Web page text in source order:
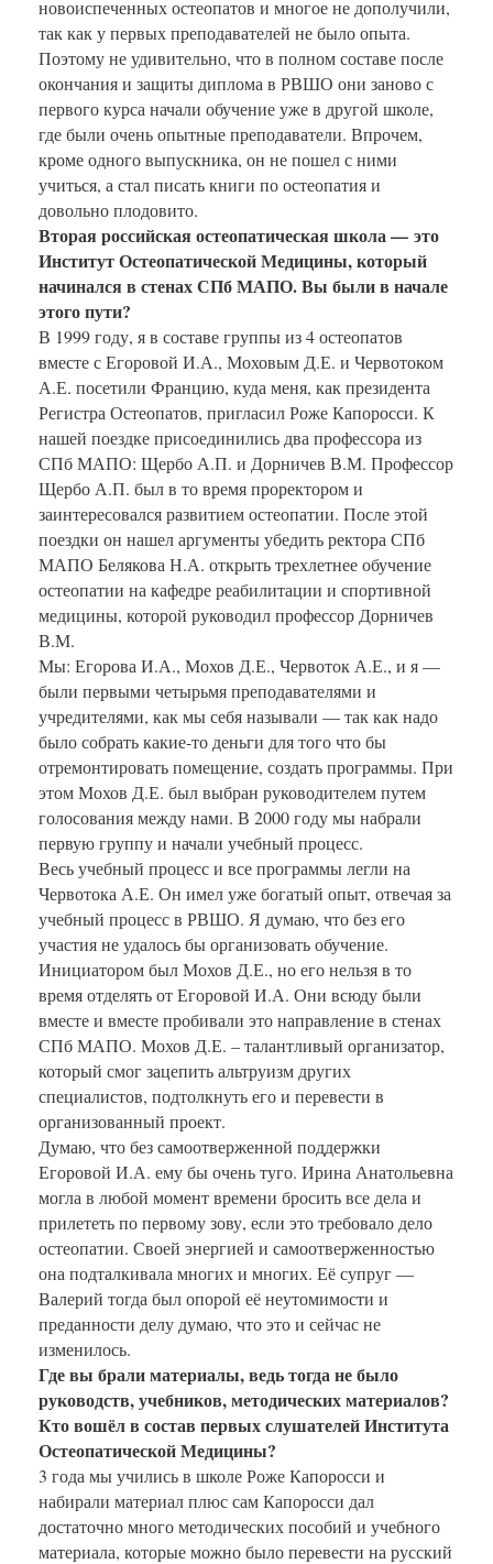
новоиспеченных остеопатов и многое не дополучили,
так как у первых преподавателей не было опыта.
Поэтому не удивительно, что в полном составе после
окончания и защиты диплома в РВШО они заново с
первого курса начали обучение уже в другой школе,
где были очень опытные преподаватели. Впрочем,
кроме одного выпускника, он не пошел с ними
учиться, а стал писать книги по остеопатия и
довольно плодовито.
Вторая российская остеопатическая школа — это
Институт Остеопатической Медицины, который
начинался в стенах СПб МАПО. Вы были в начале
этого пути?
В 1999 году, я в составе группы из 4 остеопатов
вместе с Егоровой И.А., Моховым Д.Е. и Червотоком
А.Е. посетили Францию, куда меня, как президента
Регистра Остеопатов, пригласил Роже Капоросси. К
нашей поездке присоединились два профессора из
СПб МАПО: Щербо А.П. и Дорничев В.М. Профессор
Щербо А.П. был в то время проректором и
заинтересовался развитием остеопатии. После этой
поездки он нашел аргументы убедить ректора СПб
МАПО Белякова Н.А. открыть трехлетнее обучение
остеопатии на кафедре реабилитации и спортивной
медицины, которой руководил профессор Дорничев
В.М.
Мы: Егорова И.А., Мохов Д.Е., Червоток А.Е., и я —
были первыми четырьмя преподавателями и
учредителями, как мы себя называли — так как надо
было собрать какие-то деньги для того что бы
отремонтировать помещение, создать программы. При
этом Мохов Д.Е. был выбран руководителем путем
голосования между нами. В 2000 году мы набрали
первую группу и начали учебный процесс.
Весь учебный процесс и все программы легли на
Червотока А.Е. Он имел уже богатый опыт, отвечая за
учебный процесс в РВШО. Я думаю, что без его
участия не удалось бы организовать обучение.
Инициатором был Мохов Д.Е., но его нельзя в то
время отделять от Егоровой И.А. Они всюду были
вместе и вместе пробивали это направление в стенах
СПб МАПО. Мохов Д.Е. – талантливый организатор,
который смог зацепить альтруизм других
специалистов, подтолкнуть его и перевести в
организованный проект.
Думаю, что без самоотверженной поддержки
Егоровой И.А. ему бы очень туго. Ирина Анатольевна
могла в любой момент времени бросить все дела и
прилететь по первому зову, если это требовало дело
остеопатии. Своей энергией и самоотверженностью
она подталкивала многих и многих. Её супруг —
Валерий тогда был опорой её неутомимости и
преданности делу думаю, что это и сейчас не
изменилось.
Где вы брали материалы, ведь тогда не было
руководств, учебников, методических материалов?
Кто вошёл в состав первых слушателей Института
Остеопатической Медицины?
3 года мы учились в школе Роже Капоросси и
набирали материал плюс сам Капоросси дал
достаточно много методических пособий и учебного
материала, которые можно было перевести на русский